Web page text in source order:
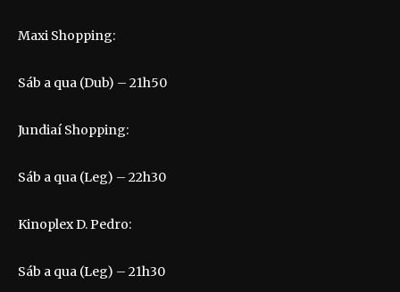
Maxi Shopping:
Sáb a qua (Dub) – 21h50
Jundiaí Shopping:
Sáb a qua (Leg) – 22h30
Kinoplex D. Pedro:
Sáb a qua (Leg) – 21h30